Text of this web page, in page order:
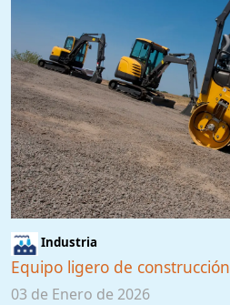
Industria
Equipo ligero de construcción
03 de Enero de 2026